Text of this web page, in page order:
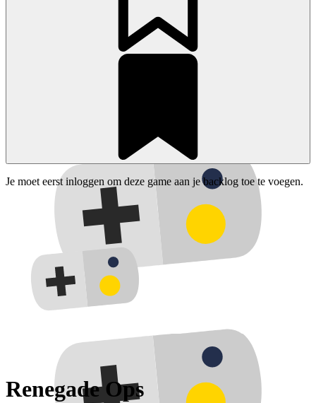
Je moet eerst inloggen om deze game aan je backlog toe te voegen.
Renegade Ops